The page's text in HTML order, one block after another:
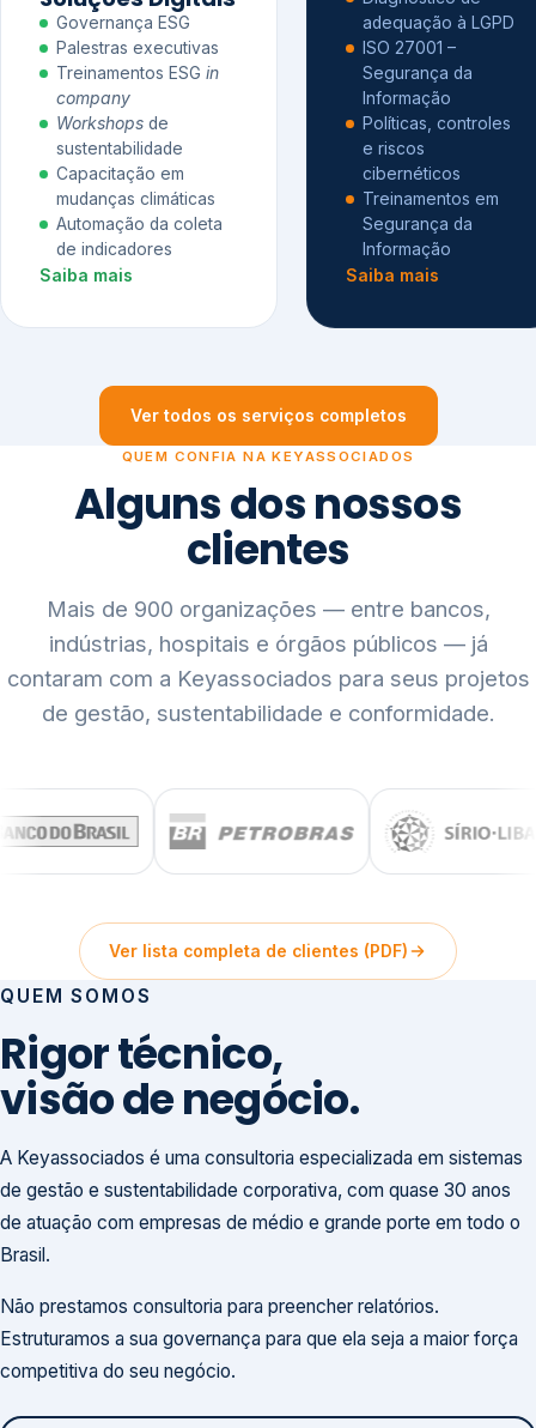
Governança ESG
Palestras executivas
Treinamentos ESG in
company
Workshops de
sustentabilidade
Capacitação em
mudanças climáticas
Automação da coleta
de indicadores
Saiba mais
adequação à LGPD
ISO 27001 –
Segurança da
Informação
Políticas, controles
e riscos
cibernéticos
Treinamentos em
Segurança da
Informação
Saiba mais
Ver todos os serviços completos
QUEM CONFIA NA KEYASSOCIADOS
Alguns dos nossos
clientes
Mais de 900 organizações — entre bancos,
indústrias, hospitais e órgãos públicos — já
contaram com a Keyassociados para seus projetos
de gestão, sustentabilidade e conformidade.
Ver lista completa de clientes (PDF)
QUEM SOMOS
Rigor técnico,
visão de negócio.
A Keyassociados é uma consultoria especializada em sistemas
de gestão e sustentabilidade corporativa, com quase 30 anos
de atuação com empresas de médio e grande porte em todo o
Brasil.
Não prestamos consultoria para preencher relatórios.
Estruturamos a sua governança para que ela seja a maior força
competitiva do seu negócio.